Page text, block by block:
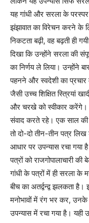
यह गांधी और सरला के
झंझावात का विरेचन करने के
निकटता बढ़ी, वह बढ़ती ही
दिखा कि उन्होंने सरला की
का निर्णय ले लिया। उन्होंने
पहनने और स्वदेशी का
जैसी उच्च शिक्षित स्त्रियां
और चरखे को स्वीकार करेंगे।
संवाद करते रहे। एक साल
तो दो-दो तीन-तीन पत्र
आधार पर उपन्यास रचा गया
पत्रों को राजगोपालाचारी की
गांधी के पत्रों में ही सरला के
बीच का अतर्द्वन्द्व झलकता
मनोभावों में रंग भर कर, उनके
उपन्यास में रचा गया है। यही